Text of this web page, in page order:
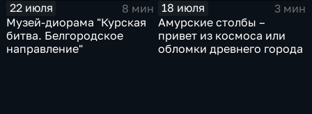
22 июля
8 мин
Музей-диорама "Курская
битва. Белгородское
направление"
18 июля
3 мин
Амурские столбы –
привет из космоса или
обломки древнего города